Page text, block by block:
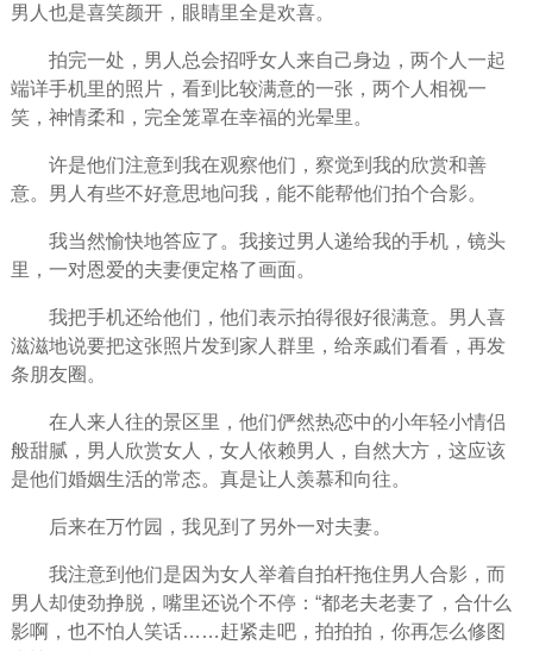
男人也是喜笑颜开，眼睛里全是欢喜。
拍完一处，男人总会招呼女人来自己身边，两个人一起
端详手机里的照片，看到比较满意的一张，两个人相视一
笑，神情柔和，完全笼罩在幸福的光晕里。
许是他们注意到我在观察他们，察觉到我的欣赏和善
意。男人有些不好意思地问我，能不能帮他们拍个合影。
我当然愉快地答应了。我接过男人递给我的手机，镜头
里，一对恩爱的夫妻便定格了画面。
我把手机还给他们，他们表示拍得很好很满意。男人喜
滋滋地说要把这张照片发到家人群里，给亲戚们看看，再发
条朋友圈。
在人来人往的景区里，他们俨然热恋中的小年轻小情侣
般甜腻，男人欣赏女人，女人依赖男人，自然大方，这应该
是他们婚姻生活的常态。真是让人羡慕和向往。
后来在万竹园，我见到了另外一对夫妻。
我注意到他们是因为女人举着自拍杆拖住男人合影，而
男人却使劲挣脱，嘴里还说个不停：“都老夫老妻了，合什么
影啊，也不怕人笑话……赶紧走吧，拍拍拍，你再怎么修图